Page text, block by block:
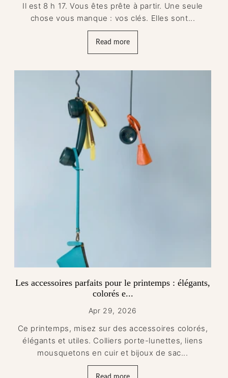
Il est 8 h 17. Vous êtes prête à partir. Une seule
chose vous manque : vos clés. Elles sont...
Read more
Les accessoires parfaits pour le printemps : élégants,
colorés e...
Apr 29, 2026
Ce printemps, misez sur des accessoires colorés,
élégants et utiles. Colliers porte-lunettes, liens
mousquetons en cuir et bijoux de sac...